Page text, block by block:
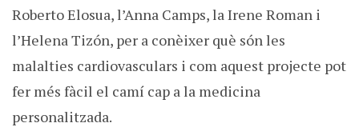
Roberto Elosua, l’Anna Camps, la Irene Roman i
l’Helena Tizón, per a conèixer què són les
malalties cardiovasculars i com aquest projecte pot
fer més fàcil el camí cap a la medicina
personalitzada.